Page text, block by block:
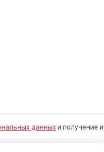
данныхи получение